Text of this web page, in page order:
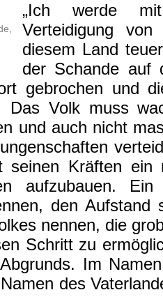
„Ich werde
Verteidigung
diesem Land
der Schande auf
gebrochen und
Das Volk muss
und auch nicht
seinen Kräften ein
aufzubauen.
den
nennen, die
Schritt zu
Im
des